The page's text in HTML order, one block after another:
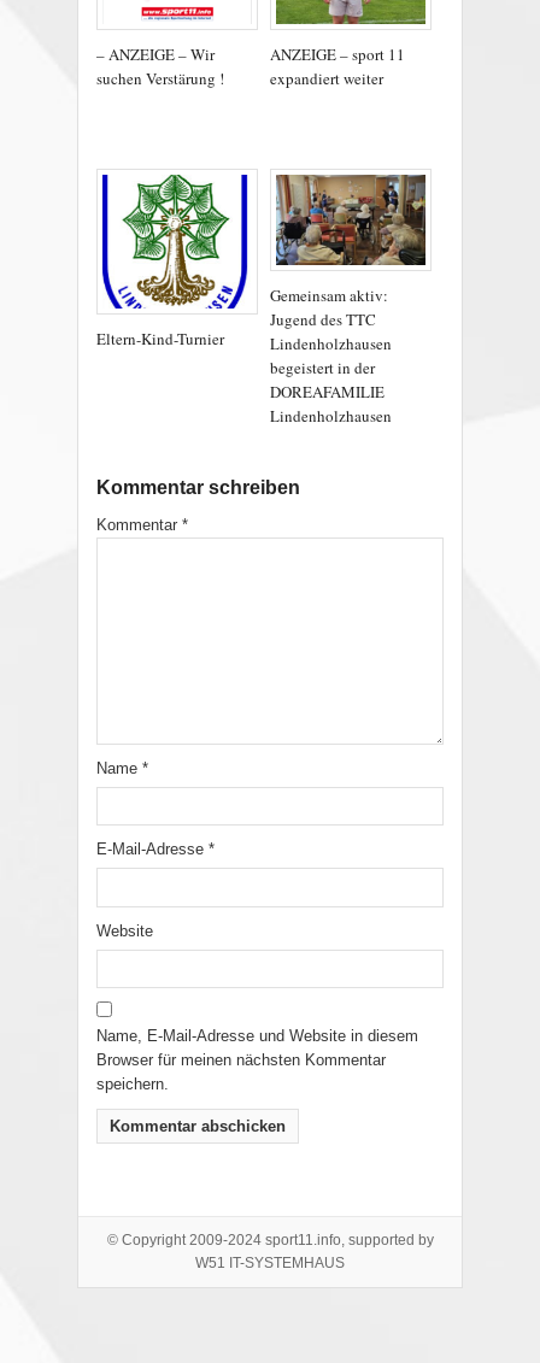
– ANZEIGE – Wir
suchen Verstärung !
ANZEIGE – sport 11
expandiert weiter
Eltern-Kind-Turnier
Gemeinsam aktiv:
Jugend des TTC
Lindenholzhausen
begeistert in der
DOREAFAMILIE
Lindenholzhausen
Kommentar schreiben
Kommentar *
Name *
E-Mail-Adresse *
Website
Name, E-Mail-Adresse und Website in diesem
Browser für meinen nächsten Kommentar
speichern.
© Copyright 2009-2024 sport11.info, supported by
W51 IT-SYSTEMHAUS